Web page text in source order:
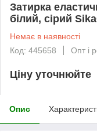
Затирка
білий, сірий
Немає в наявності
Код: 445658
Опт і
Ціну уточнюйте
Опис